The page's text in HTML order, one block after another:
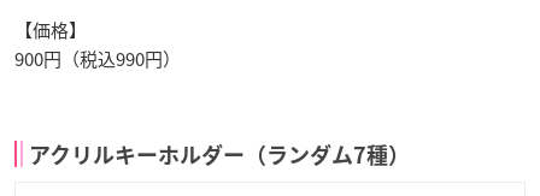
【価格】
900円（税込990円）
アクリルキーホルダー（ランダム7種）